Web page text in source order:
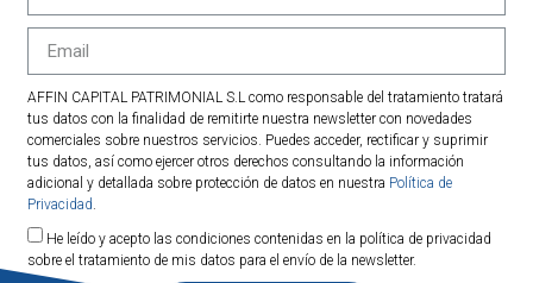
S&P 500 -2,06% +12,09%
NASDAQ
100
-3,06% +9,60%
AFFIN CAPITAL PATRIMONIAL S.L como responsable del tratamiento tratará
tus datos con la finalidad de remitirte nuestra newsletter con novedades
comerciales sobre nuestros servicios. Puedes acceder, rectificar y suprimir
tus datos, así como ejercer otros derechos consultando la información
adicional y detallada sobre protección de datos en nuestra Política de
Privacidad.
He leído y acepto las condiciones contenidas en la política de privacidad
sobre el tratamiento de mis datos para el envío de la newsletter.